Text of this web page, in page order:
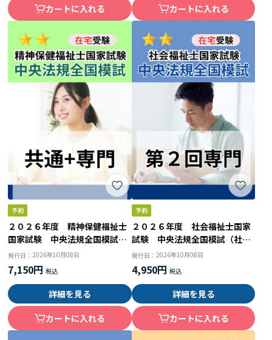
カートに入れる
カートに入れる
２０２６年度 精神保健福祉士
国家試験 中央法規全国模試
（共通科目２回目＋精神専門）
発行日：2026年10月08日
7,150円
詳細を見る
カートに入れる
２０２６年度 社会福祉士国家
試験 中央法規全国模試（社会
専門第２回目）
発行日： 2026年10月08日
4,950円
詳細を見る
カートに入れる